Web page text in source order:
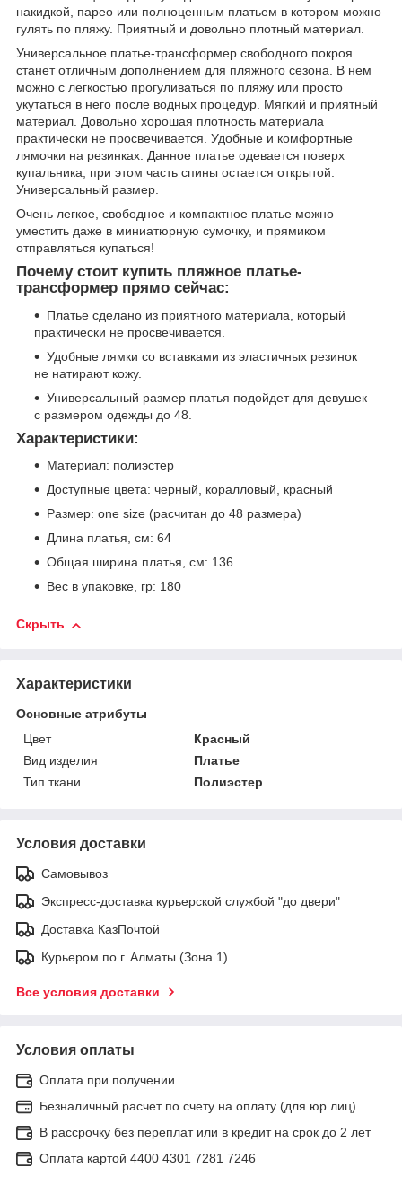
накидкой, парео или полноценным платьем в котором можно
гулять по пляжу. Приятный и довольно плотный материал.
Универсальное платье-трансформер свободного покроя
станет отличным дополнением для пляжного сезона. В нем
можно с легкостью прогуливаться по пляжу или просто
укутаться в него после водных процедур. Мягкий и приятный
материал. Довольно хорошая плотность материала
практически не просвечивается. Удобные и комфортные
лямочки на резинках. Данное платье одевается поверх
купальника, при этом часть спины остается открытой.
Универсальный размер.
Очень легкое, свободное и компактное платье можно
уместить даже в миниатюрную сумочку, и прямиком
отправляться купаться!
Почему стоит купить пляжное платье-
трансформер прямо сейчас:
Платье сделано из приятного материала, который
практически не просвечивается.
Удобные лямки со вставками из эластичных резинок
не натирают кожу.
Универсальный размер платья подойдет для девушек
с размером одежды до 48.
Характеристики:
Материал: полиэстер
Доступные цвета: черный, коралловый, красный
Размер: one size (расчитан до 48 размера)
Длина платья, см: 64
Общая ширина платья, см: 136
Вес в упаковке, гр: 180
Скрыть
Характеристики
Основные атрибуты
Цвет
Красный
Вид изделия
Платье
Тип ткани
Полиэстер
Условия доставки
Самовывоз
Экспресс-доставка курьерской службой "до двери"
Доставка КазПочтой
Курьером по г. Алматы (Зона 1)
Все условия доставки
Условия оплаты
Оплата при получении
Безналичный расчет по счету на оплату (для юр.лиц)
В рассрочку без переплат или в кредит на срок до 2 лет
Оплата картой 4400 4301 7281 7246